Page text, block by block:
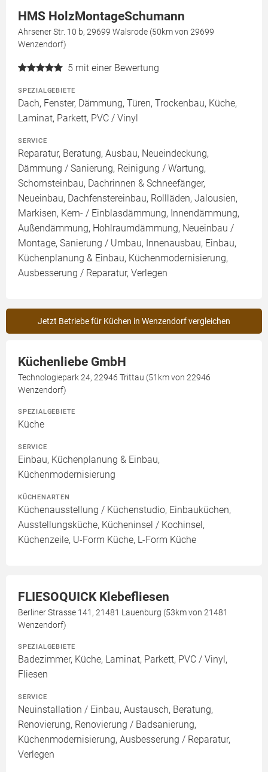
HMS HolzMontageSchumann
Ahrsener Str. 10 b, 29699 Walsrode (50km von 29699
Wenzendorf)
5 mit einer Bewertung
SPEZIALGEBIETE
Dach, Fenster, Dämmung, Türen, Trockenbau, Küche,
Laminat, Parkett, PVC / Vinyl
SERVICE
Reparatur, Beratung, Ausbau, Neueindeckung,
Dämmung / Sanierung, Reinigung / Wartung,
Schornsteinbau, Dachrinnen & Schneefänger,
Neueinbau, Dachfenstereinbau, Rollläden, Jalousien,
Markisen, Kern- / Einblasdämmung, Innendämmung,
Außendämmung, Hohlraumdämmung, Neueinbau /
Montage, Sanierung / Umbau, Innenausbau, Einbau,
Küchenplanung & Einbau, Küchenmodernisierung,
Ausbesserung / Reparatur, Verlegen
Jetzt Betriebe für Küchen in Wenzendorf vergleichen
Küchenliebe GmbH
Technologiepark 24, 22946 Trittau (51km von 22946
Wenzendorf)
SPEZIALGEBIETE
Küche
SERVICE
Einbau, Küchenplanung & Einbau,
Küchenmodernisierung
KÜCHENARTEN
Küchenausstellung / Küchenstudio, Einbauküchen,
Ausstellungsküche, Kücheninsel / Kochinsel,
Küchenzeile, U-Form Küche, L-Form Küche
FLIESOQUICK Klebefliesen
Berliner Strasse 141, 21481 Lauenburg (53km von 21481
Wenzendorf)
SPEZIALGEBIETE
Badezimmer, Küche, Laminat, Parkett, PVC / Vinyl,
Fliesen
SERVICE
Neuinstallation / Einbau, Austausch, Beratung,
Renovierung, Renovierung / Badsanierung,
Küchenmodernisierung, Ausbesserung / Reparatur,
Verlegen